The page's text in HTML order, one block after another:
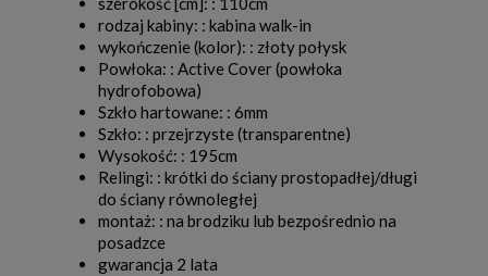
rodzaj kabiny: : kabina walk-in
wykończenie (kolor): : złoty połysk
Powłoka: : Active Cover (powłoka
hydrofobowa)
Szkło hartowane: : 6mm
Szkło: : przejrzyste (transparentne)
Wysokość: : 195cm
Relingi: : krótki do ściany prostopadłej/długi
do ściany równoległej
montaż: : na brodziku lub bezpośrednio na
posadzce
gwarancja 2 lata